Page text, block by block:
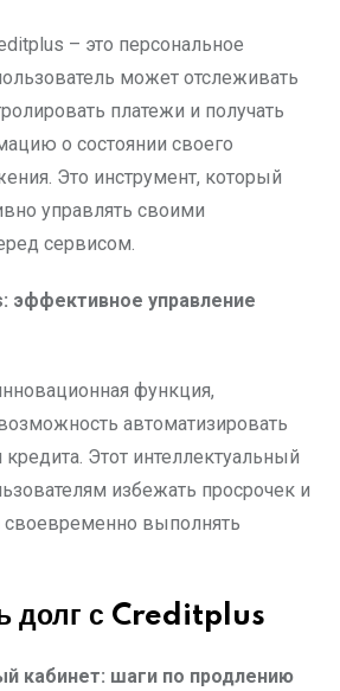
– это персональное
может отслеживать
платежи и получать
о состоянии своего
Это инструмент, который
управлять своими
сервисом.
эффективное управление
функция,
автоматизировать
Этот интеллектуальный
избежать просрочек и
выполнять
долг с Creditplus
кабинет: шаги по продлению